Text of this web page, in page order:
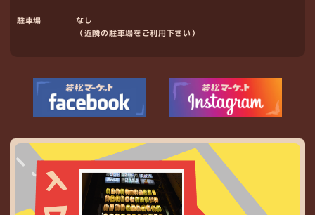
駐車場
なし
（近隣の駐車場をご利用下さい）